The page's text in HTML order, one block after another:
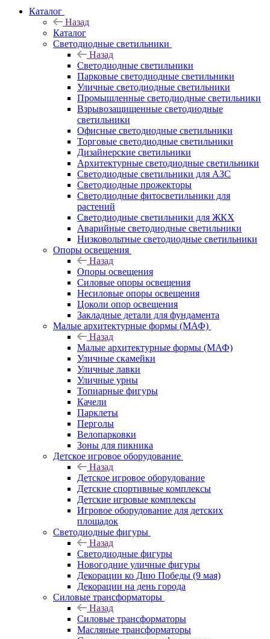
Каталог
Назад
Каталог
Светодиодные светильники
Назад
Светодиодные светильники
Парковые светодиодные светильники
Уличные светодиодные светильники
Промышленные светодиодные светильники
Взрывозащищенные светодиодные
светильники
Офисные светодиодные светильники
Торговые светодиодные светильники
Дизайнерские светильники
Архитектурные светодиодные светильники
Светодиодные светильники для АЗС
Светодиодные прожекторы
Светодиодные фитосветильники для
растений
Светодиодные светильники для ЖКХ
Аварийные светодиодные светильники
Низковольтные светодиодные светильники
Опоры освещения
Назад
Опоры освещения
Силовые опоры освещения
Несиловые опоры освещения
Цоколи опор освещения
Закладные детали для фундамента
Малые архитектурные формы (МАФ)
Назад
Малые архитектурные формы (МАФ)
Уличные скамейки
Уличные лавки
Уличные урны
Топиарные фигуры
Качели
Парклеты
Перголы
Велопарковки
Зоны для пикника
Детское игровое оборудование
Назад
Детское игровое оборудование
Детские спортивные комплексы
Детские игровые комплексы
Игровое оборудование для детских
площадок
Светодиодные фигуры
Назад
Светодиодные фигуры
Новогодние уличные фигуры
Декорации ко Дню Победы (9 мая)
Декорации на день города
Силовые трансформаторы
Назад
Силовые трансформаторы
Масляные трансформаторы